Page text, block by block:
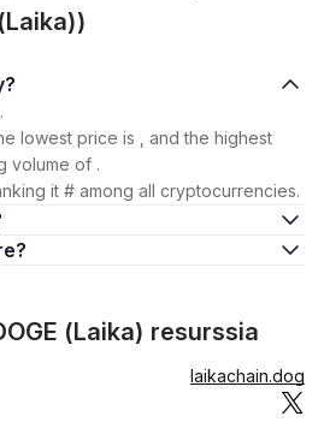
lowest price is , and the highest
volume of .
it # among all cryptocurrencies.
(Laika) resurssia
laikachain.dog